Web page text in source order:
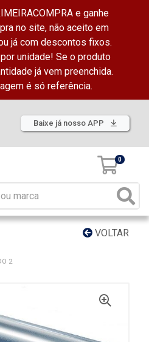
e ganhe
no site, não aceito em
já com descontos fixos.
unidade! Se o produto
já vem preenchida.
é só referência.
Baixe já nosso APP
0
VOLTAR
2